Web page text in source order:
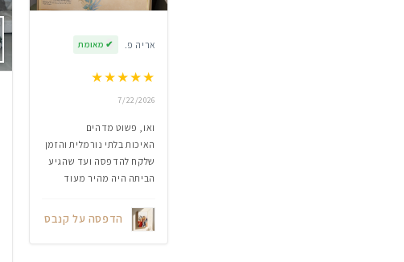
אריה פ. ✔ מאומת
★★★★★
7/22/2026
ואו, פשוט מדהים
האיכות בלתי נורמלית והזמן
שלקח להדפסה ועד שהגיע
הביתה היה מהיר מעוד
הדפסה על קנבס